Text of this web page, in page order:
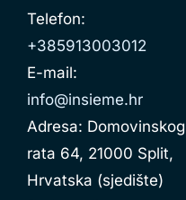
Telefon:
+385913003012
E-mail:
info@insieme.hr
Adresa: Domovinskog
rata 64, 21000 Split,
Hrvatska (sjedište)